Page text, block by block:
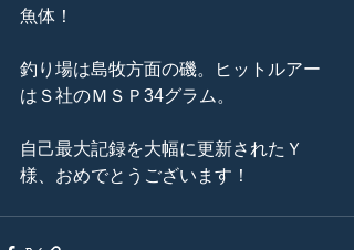
魚体！
釣り場は島牧方面の磯。ヒットルアー
はＳ社のＭＳＰ34グラム。
自己最大記録を大幅に更新されたＹ
様、おめでとうございます！